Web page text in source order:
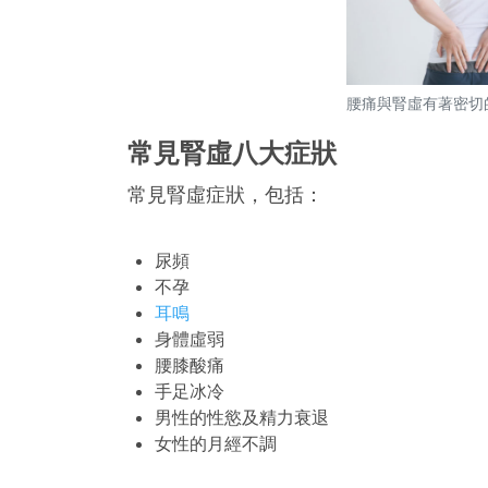
腰痛與腎虛有著密切
常見腎虛八大症狀
常見腎虛症狀，包括：
尿頻
不孕
耳鳴
身體虛弱
腰膝酸痛
手足冰冷
男性的性慾及精力衰退
女性的月經不調